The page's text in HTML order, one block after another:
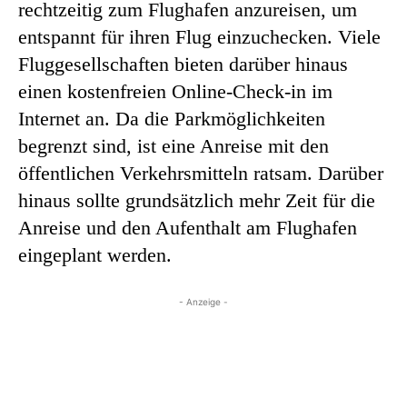
rechtzeitig zum Flughafen anzureisen, um
entspannt für ihren Flug einzuchecken. Viele
Fluggesellschaften bieten darüber hinaus
einen kostenfreien Online-Check-in im
Internet an. Da die Parkmöglichkeiten
begrenzt sind, ist eine Anreise mit den
öffentlichen Verkehrsmitteln ratsam. Darüber
hinaus sollte grundsätzlich mehr Zeit für die
Anreise und den Aufenthalt am Flughafen
eingeplant werden.
- Anzeige -